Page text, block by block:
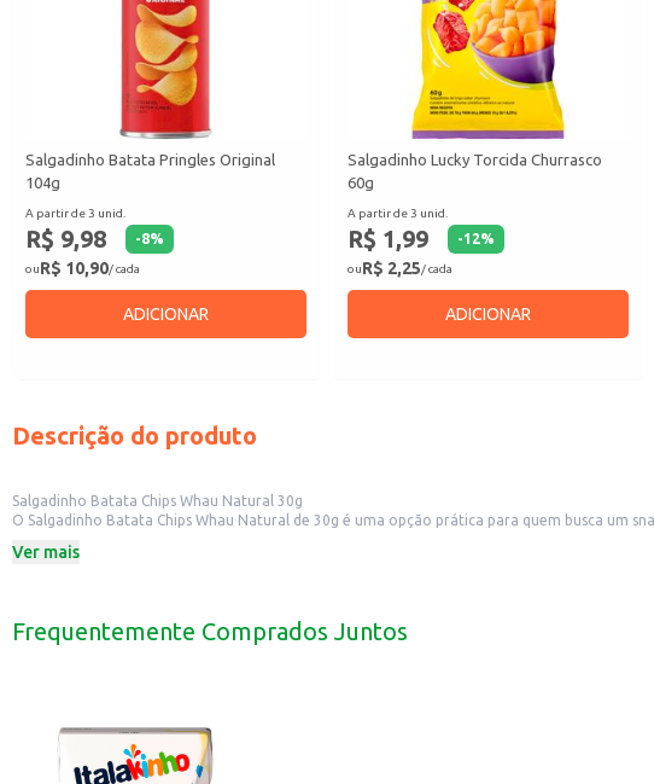
Salgadinho Batata Pringles Original
104g
A partir de 3 unid.
R$ 9,98 -8%
ouR$ 10,90/ cada
ADICIONAR
Salgadinho Lucky Torcida Churrasco
60g
A partir de 3 unid.
R$ 1,99 -12%
ouR$ 2,25/ cada
ADICIONAR
Descrição do produto
Salgadinho Batata Chips Whau Natural 30g
O Salgadinho Batata Chips Whau Natural de 30g é uma opção prática para quem busca um
Dicas de Uso:
Pode ser oferecido em estabelecimentos comerciais como lanchonetes e mercados.
Ver mais
Frequentemente Comprados Juntos